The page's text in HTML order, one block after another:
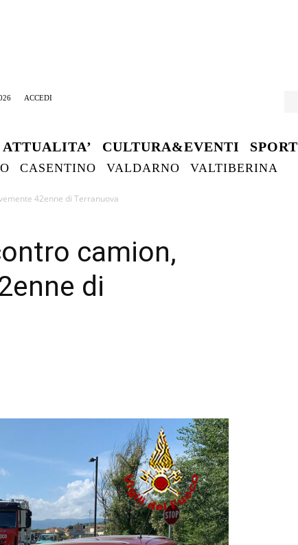
ACCEDI
ATTUALITA’ CULTURA&EVENTI SPORT
CASENTINO VALDARNO VALTIBERINA
42enne di Terranuova
camion,
di